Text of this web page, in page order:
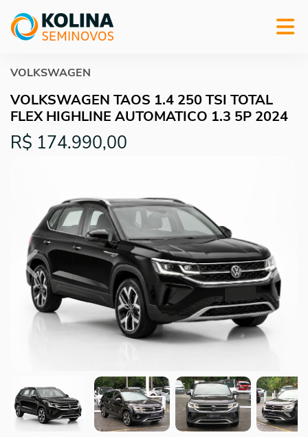
VOLKSWAGEN
VOLKSWAGEN TAOS 1.4 250 TSI TOTAL
FLEX HIGHLINE AUTOMATICO 1.3 5P 2024
R$ 174.990,00
Previous Next